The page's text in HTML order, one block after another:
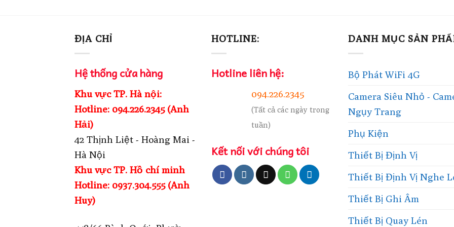
ĐỊA CHỈ
Hệ thống cửa hàng
Khu vực TP. Hà nội:
Hotline: 094.226.2345 (Anh
Hải)
42 Thịnh Liệt - Hoàng Mai -
Hà Nội
Khu vực TP. Hồ chí minh
Hotline: 0937.304.555 (Anh
Huy)
HOTLINE:
Hotline liên hệ:
094.226.2345
(Tất cả các ngày trong
tuần)
Kết nối với chúng tôi
DANH MỤC SẢN
Bộ Phát WiFi 4G
Camera Siêu Nhỏ -
Ngụy Trang
Phụ Kiện
Thiết Bị Định Vị
Thiết Bị Định Vị Nghe
Thiết Bị Ghi Âm
Thiết Bị Quay Lén